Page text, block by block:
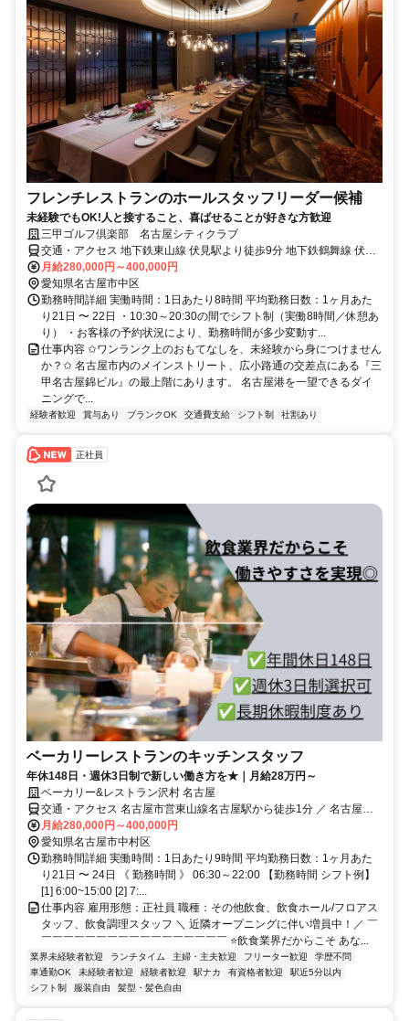
フレンチレストランのホールスタッフリーダー候補
未経験でもOK!人と接すること、喜ばせることが好きな方歓迎
三甲ゴルフ倶楽部 名古屋シティクラブ
交通・アクセス 地下鉄東山線 伏見駅より徒歩9分 地下鉄鶴舞線 伏見
駅より徒歩9分
月給280,000円～400,000円
愛知県名古屋市中区
勤務時間詳細 実働時間：1日あたり8時間 平均勤務日数：1ヶ月あた
り21日 〜 22日 ・10:30～20:30の間でシフト制（実働8時間／休憩あ
り） ・お客様の予約状況により、勤務時間が多少変動す...
仕事内容 ✩ワンランク上のおもてなしを、未経験から身につけません
か？✩ 名古屋市内のメインストリート、広小路通の交差点にある『三
甲名古屋錦ビル』の最上階にあります。 名古屋港を一望できるダイ
ニングで...
経験者歓迎 賞与あり ブランクOK 交通費支給 シフト制 社割あり
正社員
ベーカリーレストランのキッチンスタッフ
年休148日・週休3日制で新しい働き方を★｜月給28万円～
ベーカリー&レストラン沢村 名古屋
交通・アクセス 名古屋市営東山線名古屋駅から徒歩1分 ／ 名古屋市
営桜通線名古屋駅から徒歩1分 ／ 名鉄名古屋本線・名鉄空港線名鉄名
古屋駅から徒歩2分
月給280,000円～400,000円
愛知県名古屋市中村区
勤務時間詳細 実働時間：1日あたり9時間 平均勤務日数：1ヶ月あた
り21日 〜 24日 《 勤務時間 》 06:30～22:00 【勤務時間 シフト例】
[1] 6:00~15:00 [2] 7:...
仕事内容 雇用形態：正社員 職種：その他飲食、飲食ホール/フロアス
タッフ、飲食調理スタッフ ＼ 近隣オープニングに伴い増員中！／ ￣
￣￣￣￣￣￣￣￣￣￣￣￣￣￣￣￣￣ ⭐飲食業界だからこそ あな...
業界未経験者歓迎 ランチタイム 主婦・主夫歓迎 フリーター歓迎
学歴不問
車通勤OK
未経験者歓迎 経験者歓迎 駅ナカ 有資格者歓迎
駅近5分以内
シフト制
服装自由 髪型・髪色自由